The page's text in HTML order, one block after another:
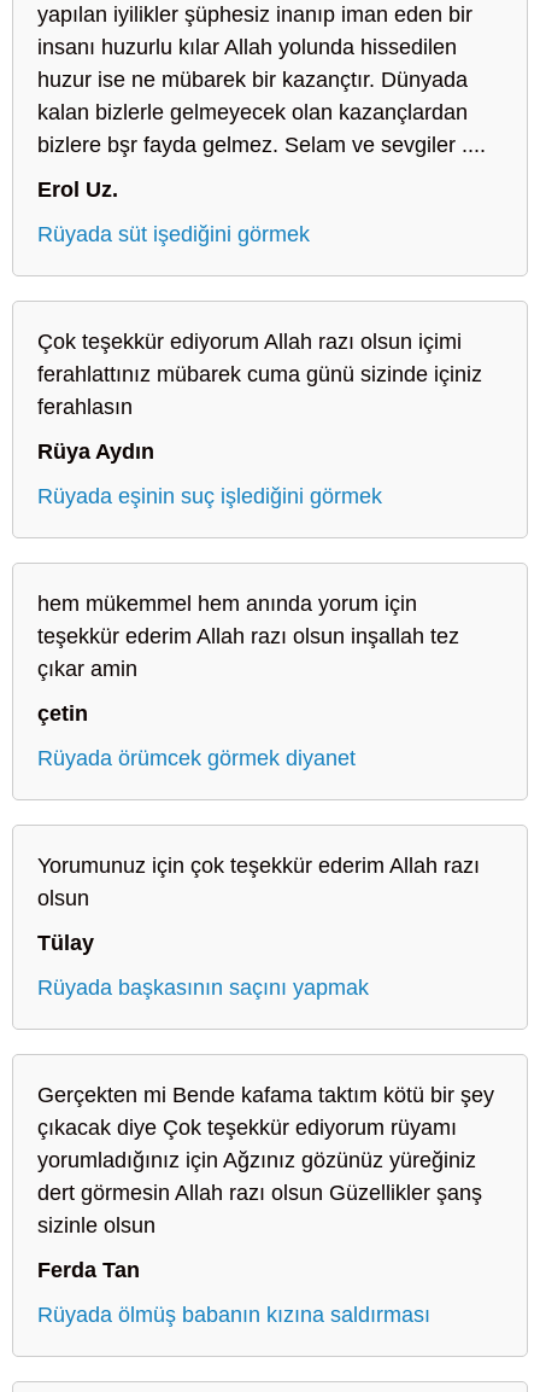
yapılan iyilikler şüphesiz inanıp iman eden bir
insanı huzurlu kılar Allah yolunda hissedilen
huzur ise ne mübarek bir kazançtır. Dünyada
kalan bizlerle gelmeyecek olan kazançlardan
bizlere bşr fayda gelmez. Selam ve sevgiler ....
Erol Uz.
Rüyada süt işediğini görmek
Çok teşekkür ediyorum Allah razı olsun içimi
ferahlattınız mübarek cuma günü sizinde içiniz
ferahlasın
Rüya Aydın
Rüyada eşinin suç işlediğini görmek
hem mükemmel hem anında yorum için
teşekkür ederim Allah razı olsun inşallah tez
çıkar amin
çetin
Rüyada örümcek görmek diyanet
Yorumunuz için çok teşekkür ederim Allah razı
olsun
Tülay
Rüyada başkasının saçını yapmak
Gerçekten mi Bende kafama taktım kötü bir şey
çıkacak diye Çok teşekkür ediyorum rüyamı
yorumladığınız için Ağzınız gözünüz yüreğiniz
dert görmesin Allah razı olsun Güzellikler şanş
sizinle olsun
Ferda Tan
Rüyada ölmüş babanın kızına saldırması